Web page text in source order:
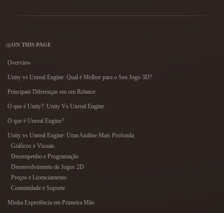
Melhorador de Imagem IA Motor de Busca de Modelos 3D
VR/AR
Character
Design
Mechanical
Plug-Ins
Blender
ON THIS PAGE
Overview
Unity vs Unreal Engine: Qual é Melhor para o Seu Jogo 3D?
Principais Diferenças em um Relance
O que é Unity?: Unity Vs Unreal Engine
O que é Unreal Engine?
Unity vs Unreal Engine: Uma Análise Mais Profunda
Gráficos e Visuais
Desempenho e Programação
Desenvolvimento de Jogos 2D
Preços e Licenciamento
Comunidade e Suporte
Minha Experiência em Primeira Mão